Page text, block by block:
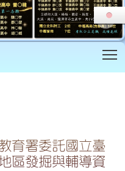
育署委託國立臺
區發掘與輔導資